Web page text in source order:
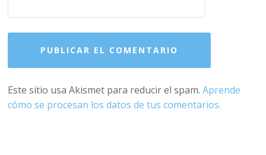
Este sitio usa Akismet para reducir el spam.Aprende
cómo se procesan los datos de tus comentarios.